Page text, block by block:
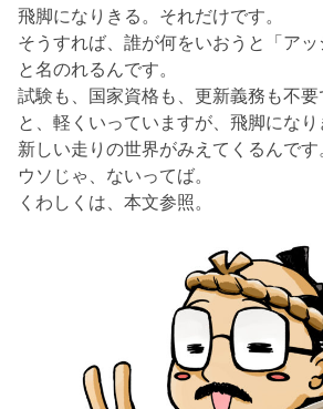
飛脚になりきる。それだけです。
そうすれば、誰が何をいおうと「アッ
と名のれるんです。
試験も、国家資格も、更新義務も不要
と、軽くいっていますが、飛脚になり
新しい走りの世界がみえてくるんです
ウソじゃ、ないってば。
くわしくは、本文参照。